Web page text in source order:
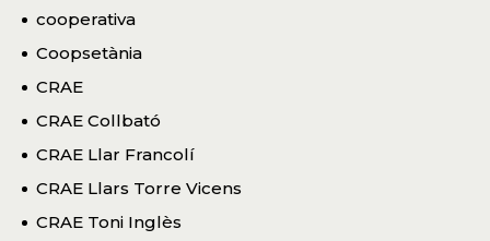
cooperativa
Coopsetània
CRAE
CRAE Collbató
CRAE Llar Francolí
CRAE Llars Torre Vicens
CRAE Toni Inglès